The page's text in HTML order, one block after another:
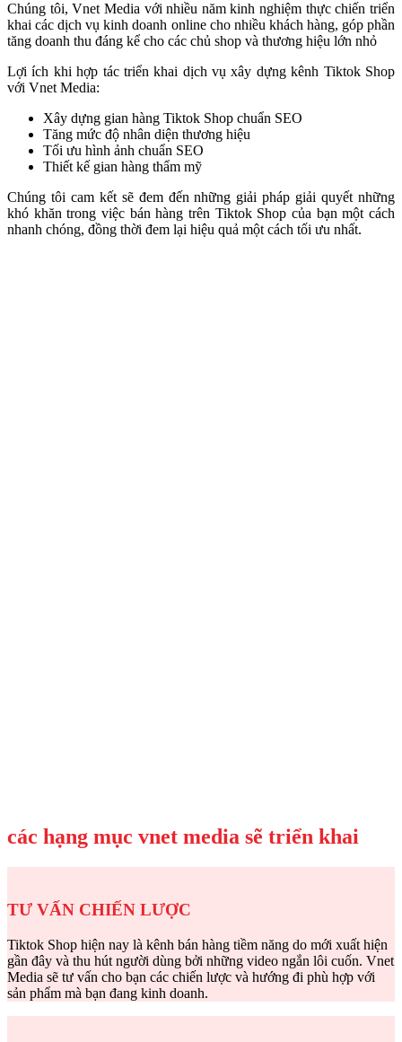
Chúng tôi, Vnet Media với nhiều năm kinh nghiệm thực chiến triển
khai các dịch vụ kinh doanh online cho nhiều khách hàng, góp phần
tăng doanh thu đáng kể cho các chủ shop và thương hiệu lớn nhỏ
Lợi ích khi hợp tác triển khai dịch vụ xây dựng kênh Tiktok Shop
với Vnet Media:
Xây dựng gian hàng Tiktok Shop chuẩn SEO
Tăng mức độ nhân diện thương hiệu
Tối ưu hình ảnh chuẩn SEO
Thiết kế gian hàng thẩm mỹ
Chúng tôi cam kết sẽ đem đến những giải pháp giải quyết những
khó khăn trong việc bán hàng trên Tiktok Shop của bạn một cách
nhanh chóng, đồng thời đem lại hiệu quả một cách tối ưu nhất.
các hạng mục vnet media sẽ triển khai
TƯ VẤN CHIẾN LƯỢC
Tiktok Shop hiện nay là kênh bán hàng tiềm năng do mới xuất hiện
gần đây và thu hút người dùng bởi những video ngắn lôi cuốn. Vnet
Media sẽ tư vấn cho bạn các chiến lược và hướng đi phù hợp với
sản phẩm mà bạn đang kinh doanh.